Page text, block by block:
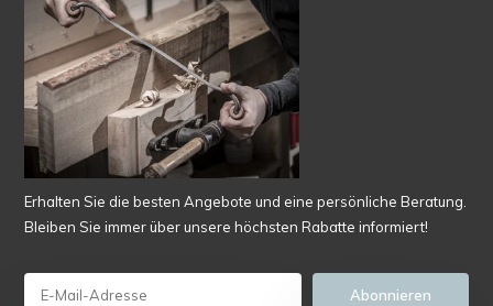
Erhalten Sie die besten Angebote und eine persönliche Beratung.
Bleiben Sie immer über unsere höchsten Rabatte informiert!
Abonnieren